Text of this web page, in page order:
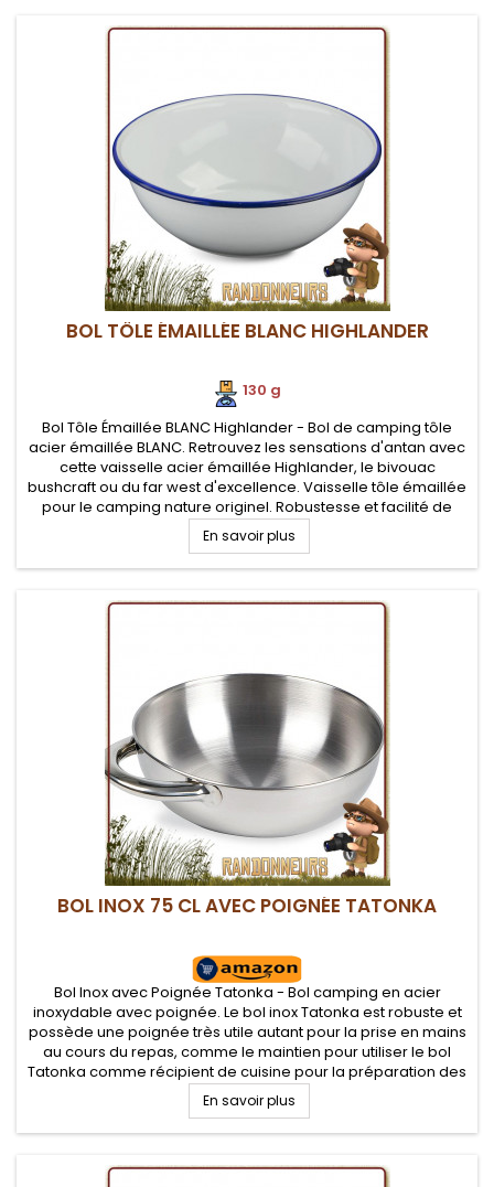
BOL TÔLE ÉMAILLÉE BLANC HIGHLANDER
130 g
Bol Tôle Émaillée BLANC Highlander - Bol de camping tôle
acier émaillée BLANC. Retrouvez les sensations d'antan avec
cette vaisselle acier émaillée Highlander, le bivouac
bushcraft ou du far west d'excellence. Vaisselle tôle émaillée
pour le camping nature originel. Robustesse et facilité de
nettoyage
En savoir plus
BOL INOX 75 CL AVEC POIGNÉE TATONKA
Bol Inox avec Poignée Tatonka - Bol camping en acier
inoxydable avec poignée. Le bol inox Tatonka est robuste et
possède une poignée très utile autant pour la prise en mains
au cours du repas, comme le maintien pour utiliser le bol
Tatonka comme récipient de cuisine pour la préparation des
repas
En savoir plus